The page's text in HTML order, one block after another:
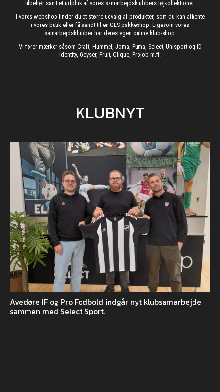
tilbehør samt et udpluk af vores samarbejdsklubbers tøjkollektioner.
I vores webshop finder du et større udvalg af produkter, som du kan afhente
i vores butik eller få sendt til en GLS pakkeshop. Ligesom vores
samarbejdsklubber har deres egen online klub-shop.
Vi fører mærker såsom Craft, Hummel, Joma, Puma, Select, Uhlsport og ID
Identity, Geyser, Fruit, Clique, Projob m.fl.
KLUBNYT
Avedøre IF og Pro Fodbold indgår nyt klubsamarbejde
sammen med Select Sport.